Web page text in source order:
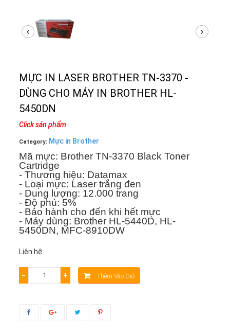
MỰC IN LASER BROTHER TN-3370 -
DÙNG CHO MÁY IN BROTHER HL-
5450DN
Click sản phẩm
Category: Mực in Brother
Mã mực: Brother TN-3370 Black Toner
Cartridge
- Thương hiệu: Datamax
- Loại mực: Laser trắng đen
- Dung lượng: 12.000 trang
- Độ phủ: 5%
- Bảo hành cho đến khi hết mực
- Máy dùng: Brother HL-5440D, HL-
5450DN, MFC-8910DW
Liên hệ
− + Thêm Vào Giỏ